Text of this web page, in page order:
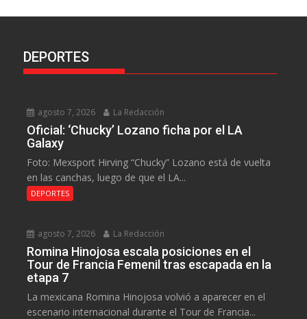
DEPORTES
agosto 7, 2026 La Redacción
Oficial: ‘Chucky’ Lozano ficha por el LA
Galaxy
Foto: Mexsport Hirving “Chucky” Lozano está de vuelta
en las canchas, luego de que el LA...
DEPORTES
agosto 7, 2026 La Redacción
Romina Hinojosa escala posiciones en el
Tour de Francia Femenil tras escapada en la
etapa 7
La mexicana Romina Hinojosa volvió a aparecer en el
escenario internacional durante el Tour de Francia...